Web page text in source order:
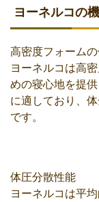
ヨーネルコの
高密度フォーム
ヨーネルコは高
めの寝心地を提
に適しており、
です。
体圧分散性能
ヨーネルコは平